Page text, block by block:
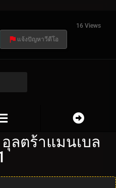
16 Views
แจ้งปัญหาวีดีโอ
ลตร้าแมนเบล